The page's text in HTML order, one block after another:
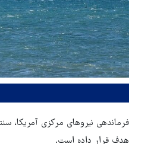
فرماندهی نیروهای مرکزی
هدف قرار داده است.